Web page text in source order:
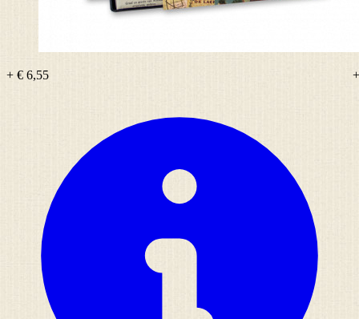
+ € 6,55